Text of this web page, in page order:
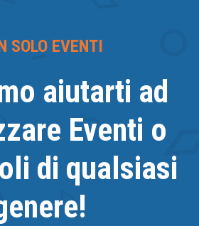
SOLO EVENTI
aiutarti ad
Eventi o
di qualsiasi